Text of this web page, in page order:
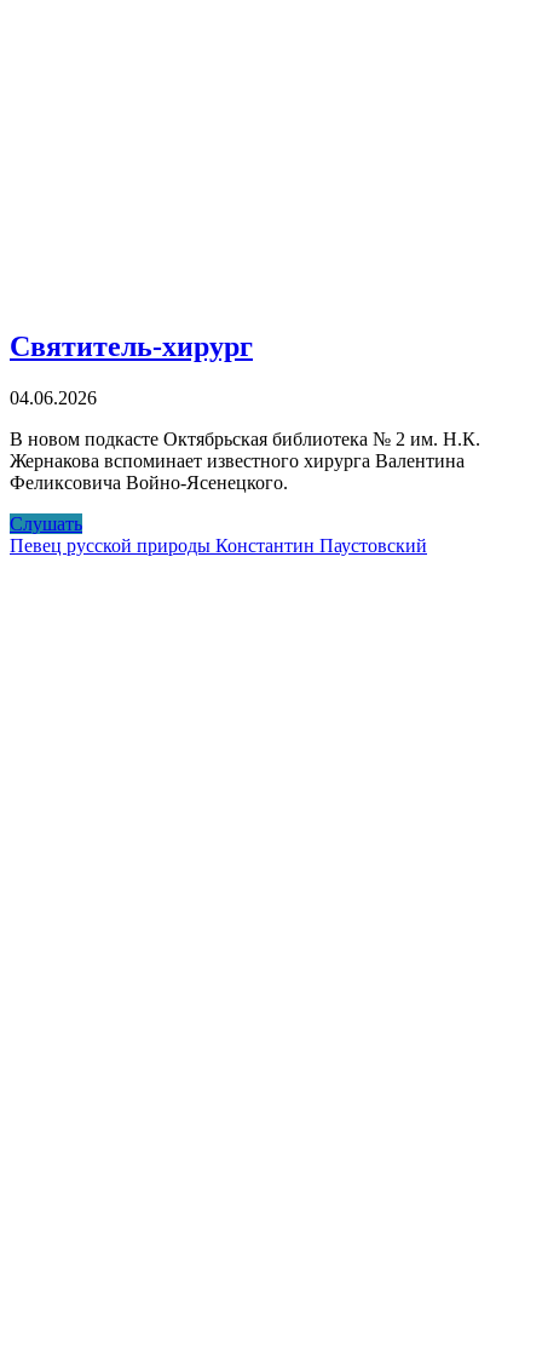
Святитель-хирург
04.06.2026
В новом подкасте Октябрьская библиотека № 2 им. Н.К.
Жернакова вспоминает известного хирурга Валентина
Феликсовича Войно-Ясенецкого.
СлушатьСвятитель-
хирург
Певец русской природы Константин Паустовский